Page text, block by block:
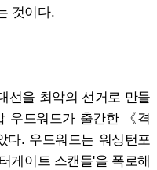
것이다.
선을 최악의 선거로 만들
우드워드가 출간한 《격
다. 우드워드는 워싱턴포
게이트 스캔들'을 폭로해